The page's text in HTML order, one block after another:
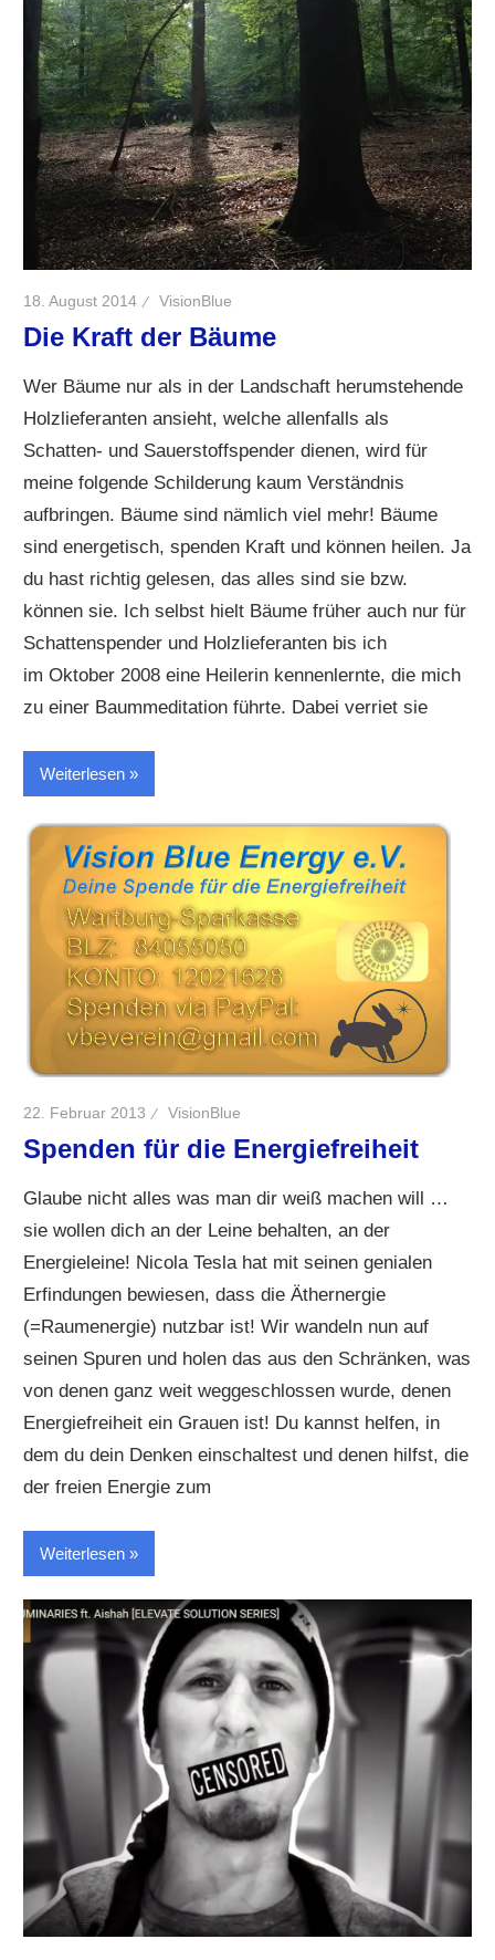
18. August 2014 VisionBlue
Die Kraft der Bäume
Wer Bäume nur als in der Landschaft herumstehende
Holzlieferanten ansieht, welche allenfalls als
Schatten- und Sauerstoffspender dienen, wird für
meine folgende Schilderung kaum Verständnis
aufbringen. Bäume sind nämlich viel mehr! Bäume
sind energetisch, spenden Kraft und können heilen. Ja
du hast richtig gelesen, das alles sind sie bzw.
können sie. Ich selbst hielt Bäume früher auch nur für
Schattenspender und Holzlieferanten bis ich
im Oktober 2008 eine Heilerin kennenlernte, die mich
zu einer Baummeditation führte. Dabei verriet sie
Weiterlesen
22. Februar 2013 VisionBlue
Spenden für die Energiefreiheit
Glaube nicht alles was man dir weiß machen will …
sie wollen dich an der Leine behalten, an der
Energieleine! Nicola Tesla hat mit seinen genialen
Erfindungen bewiesen, dass die Äthernergie
(=Raumenergie) nutzbar ist! Wir wandeln nun auf
seinen Spuren und holen das aus den Schränken, was
von denen ganz weit weggeschlossen wurde, denen
Energiefreiheit ein Grauen ist! Du kannst helfen, in
dem du dein Denken einschaltest und denen hilfst, die
der freien Energie zum
Weiterlesen